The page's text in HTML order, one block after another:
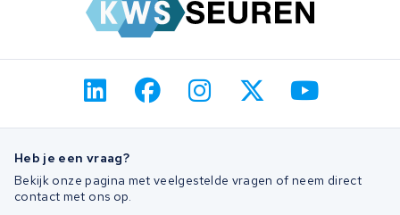
Heb je een vraag?
Bekijk onze pagina met veelgestelde vragen of neem direct
contact met ons op.